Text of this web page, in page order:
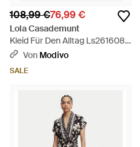
108,99 €76,99 €
Lola Casademunt
Kleid Für Den Alltag Ls2616083
Regular Fit - Weiß
Von Modivo
SALE